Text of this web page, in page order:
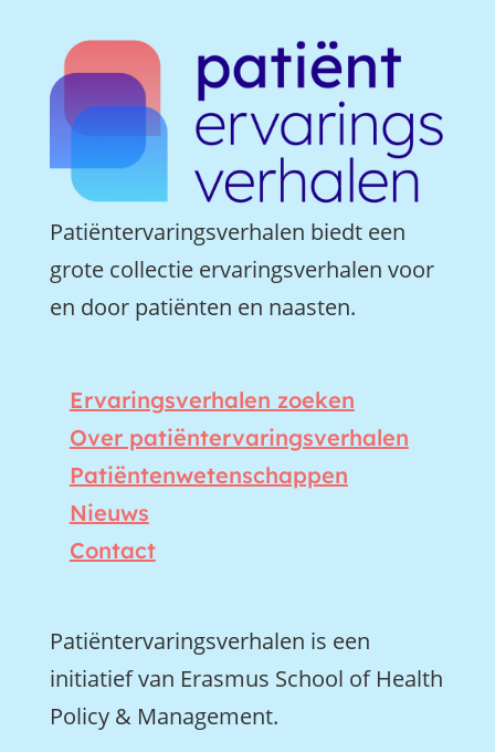
Patiëntervaringsverhalen biedt een
grote collectie ervaringsverhalen voor
en door patiënten en naasten.
Ervaringsverhalen zoeken
Over patiëntervaringsverhalen
Patiëntenwetenschappen
Nieuws
Contact
Patiëntervaringsverhalen is een
initiatief van Erasmus School of Health
Policy & Management.